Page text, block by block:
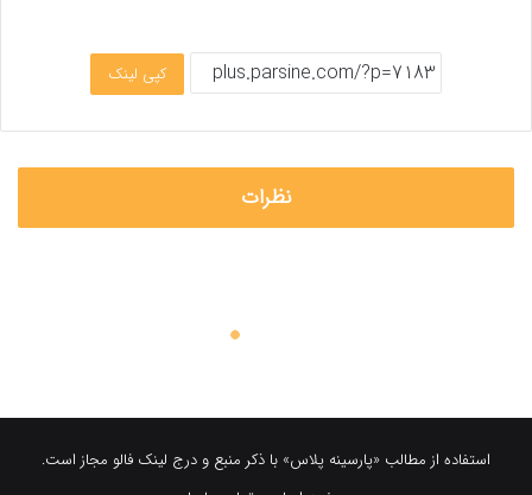
کپی لینک
نظرات
استفاده از مطالب «پارسینه پلاس» با ذکر منبع و درج لینک فالو مجاز است.